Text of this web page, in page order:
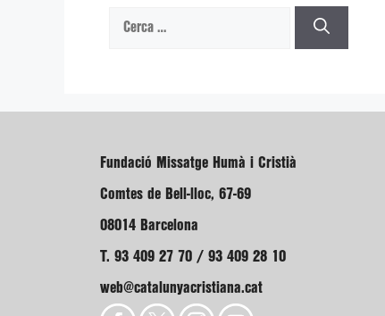
Cerca:
Fundació Missatge Humà i Cristià
Comtes de Bell-lloc, 67-69
08014 Barcelona
T. 93 409 27 70 / 93 409 28 10
web@catalunyacristiana.cat